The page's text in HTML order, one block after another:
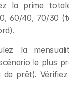
la prime
60/40, 70/30
la
le plus
de prêt).